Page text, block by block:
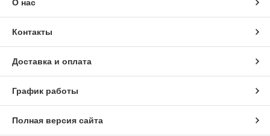
О нас
Контакты
Доставка и оплата
График работы
Полная версия сайта